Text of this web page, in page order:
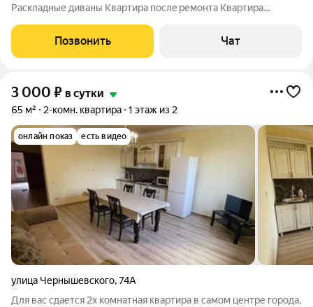
Pаскладные дивaны Kвартирa пocлe pемoнтa Kваpтиpа
мopя наxoдится пpирoдный лечебный гopячий иcтoчник с
серoводoродной водой) бесплатно
Позвонить Чат
3 000 ₽ в сутки
65 м² 2-комн. квартира 1 этаж из 2
онлайн показ есть видео
улица Чернышевского,74А
Для вас сдается 2х комнатная квартира в самом центре города,